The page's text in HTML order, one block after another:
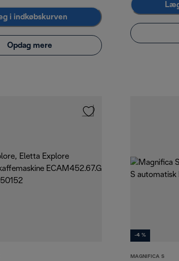
i indkøbskurven
Opdag mere
-4 %
MAGNIFICA S